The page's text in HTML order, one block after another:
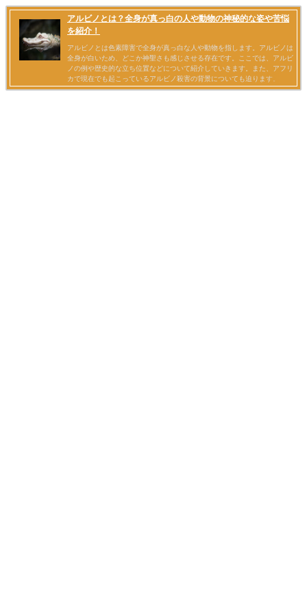
アルビノとは？全身が真っ白の人や動物の神秘的な姿や苦悩
を紹介！
アルビノとは色素障害で全身が真っ白な人や動物を指します。アルビノは
全身が白いため、どこか神聖さも感じさせる存在です。ここでは、アルビ
ノの例や歴史的な立ち位置などについて紹介していきます。また、アフリ
カで現在でも起こっているアルビノ殺害の背景についても迫ります。